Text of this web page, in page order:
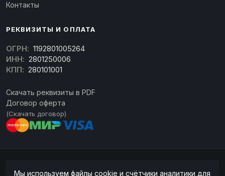
Контакты
РЕКВИЗИТЫ И ОПЛАТА
ОГРН: 1192801005264
ИНН: 2801250006
КПП: 280101001
Скачать реквизиты в PDF
Договор оферта
(Скачать договор)
Мы используем файлы cookie и счётчики аналитики для